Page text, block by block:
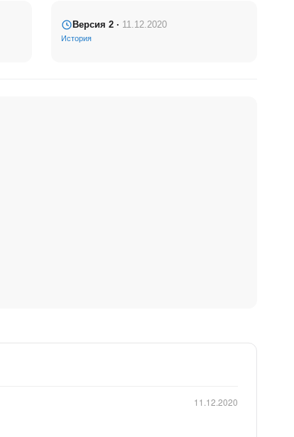
Версия 2 · 11.12.2020
История
11.12.2020